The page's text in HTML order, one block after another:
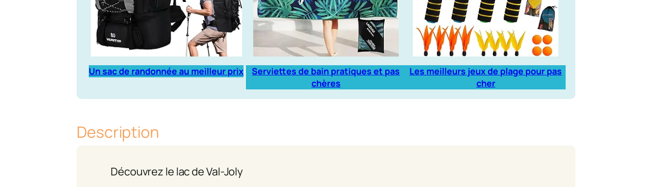
Un sac de randonnée au meilleur prix
Serviettes de bain pratiques et pas
chères
Les meilleurs jeux de plage pour pas
cher
Description
Découvrez le lac de Val-Joly